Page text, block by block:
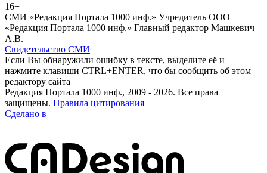
16+
СМИ «Редакция Портала 1000 инф.» Учредитель ООО
«Редакция Портала 1000 инф.» Главный редактор Машкевич
А.В.
Свидетельство СМИ
Если Вы обнаружили ошибку в тексте, выделите её и
нажмите клавиши CTRL+ENTER, что бы сообщить об этом
редактору сайта
Редакция Портала 1000 инф., 2009 - 2026. Все права
защищены. Правила цитирования
Сделано в